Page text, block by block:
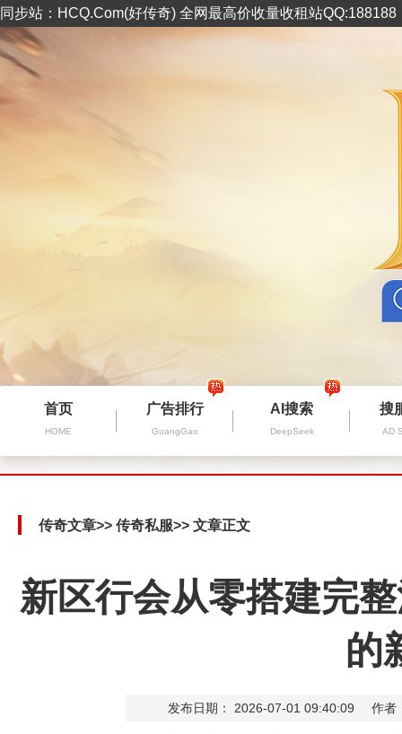
同步站：HCQ.Com(好传奇) 全网最高价收量收租站
首页
HOME
广告排行
GuangGao
AI搜索
DeepSeek
搜
AD
传奇文章>> 传奇私服>> 文章正文
新区行会从零搭建完
的
发布日期： 2026-07-01 09:40:09 作者